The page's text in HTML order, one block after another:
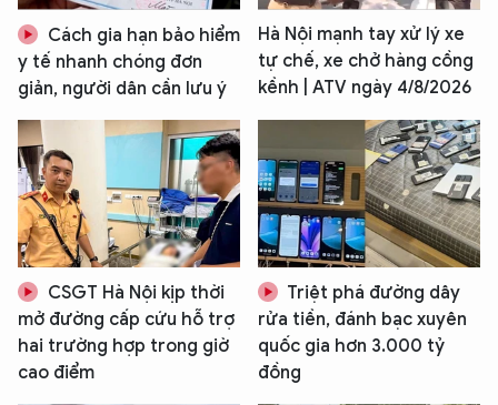
Cách gia hạn bảo hiểm
y tế nhanh chóng đơn
giản, người dân cần lưu ý
Hà Nội mạnh tay xử lý xe
tự chế, xe chở hàng cồng
kềnh | ATV ngày 4/8/2026
CSGT Hà Nội kịp thời
mở đường cấp cứu hỗ trợ
hai trường hợp trong giờ
cao điểm
Triệt phá đường dây
rửa tiền, đánh bạc xuyên
quốc gia hơn 3.000 tỷ
đồng